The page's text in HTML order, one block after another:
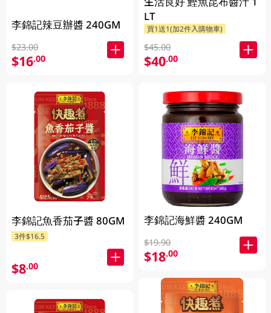
李錦記辣豆辦醬 240GM
$23.00
$16.00
李錦記魚香茄子醬 80GM
3件$16.5
$8.00
LT
買1送1(加2件入購物車)
$45.00
$40.00
李錦記海鮮醬 240GM
$19.90
$18.00